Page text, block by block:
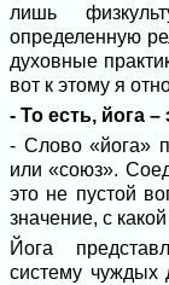
лишь
определенную
духовные
вот к этому я
- То есть, йога
- Слово «йога»
или «союз».
это не пустой
значение, с
Йога
систему чуждых